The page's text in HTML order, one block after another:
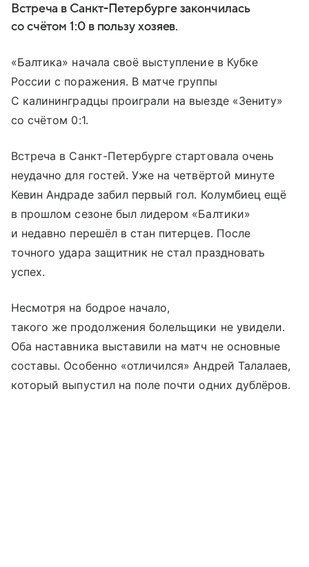
Встреча в Санкт-Петербурге закончилась
со счётом 1:0 в пользу хозяев.
«Балтика» начала своё выступление в Кубке
России с поражения. В матче группы
С калининградцы проиграли на выезде «Зениту»
со счётом 0:1.
Встреча в Санкт-Петербурге стартовала очень
неудачно для гостей. Уже на четвёртой минуте
Кевин Андраде забил первый гол. Колумбиец ещё
в прошлом сезоне был лидером «Балтики»
и недавно перешёл в стан питерцев. После
точного удара защитник не стал праздновать
успех.
Несмотря на бодрое начало,
такого же продолжения болельщики не увидели.
Оба наставника выставили на матч не основные
составы. Особенно «отличился» Андрей Талалаев,
который выпустил на поле почти одних дублёров.